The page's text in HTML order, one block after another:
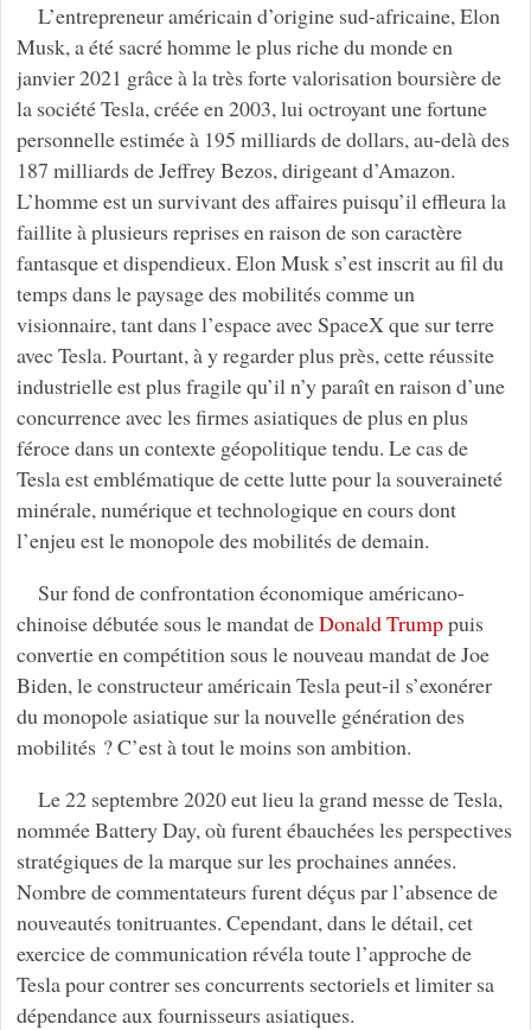
L’entrepreneur américain d’origine sud-africaine, Elon
Musk, a été sacré homme le plus riche du monde en
janvier 2021 grâce à la très forte valorisation boursière de
la société Tesla, créée en 2003, lui octroyant une fortune
personnelle estimée à 195 milliards de dollars, au-delà des
187 milliards de Jeffrey Bezos, dirigeant d’Amazon.
L’homme est un survivant des affaires puisqu’il effleura la
faillite à plusieurs reprises en raison de son caractère
fantasque et dispendieux. Elon Musk s’est inscrit au fil du
temps dans le paysage des mobilités comme un
visionnaire, tant dans l’espace avec SpaceX que sur terre
avec Tesla. Pourtant, à y regarder plus près, cette réussite
industrielle est plus fragile qu’il n’y paraît en raison d’une
concurrence avec les firmes asiatiques de plus en plus
féroce dans un contexte géopolitique tendu. Le cas de
Tesla est emblématique de cette lutte pour la souveraineté
minérale, numérique et technologique en cours dont
l’enjeu est le monopole des mobilités de demain.
Sur fond de confrontation économique américano-
chinoise débutée sous le mandat deDonald Trumppuis
convertie en compétition sous le nouveau mandat de Joe
Biden, le constructeur américain Tesla peut-il s’exonérer
du monopole asiatique sur la nouvelle génération des
mobilités ? C’est à tout le moins son ambition.
Le 22 septembre 2020 eut lieu la grand messe de Tesla,
nommée Battery Day, où furent ébauchées les perspectives
stratégiques de la marque sur les prochaines années.
Nombre de commentateurs furent déçus par l’absence de
nouveautés tonitruantes. Cependant, dans le détail, cet
exercice de communication révéla toute l’approche de
Tesla pour contrer ses concurrents sectoriels et limiter sa
dépendance aux fournisseurs asiatiques.